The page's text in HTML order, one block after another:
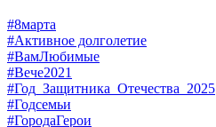
#8марта
#Активное долголетие
#ВамЛюбимые
#Вече2021
#Год_Защитника_Отечества_2025
#Годсемьи
#ГородаГерои